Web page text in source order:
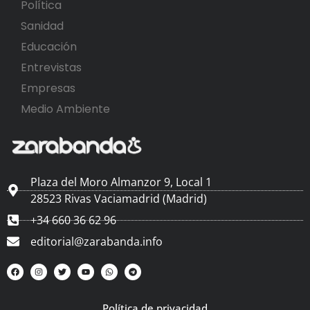
Política
Sanidad
Educación
Entrevistas
Empresas
Medio Ambiente
Plaza del Moro Almanzor 9, Local 1
28523 Rivas Vaciamadrid (Madrid)
+34 660 36 62 96
editorial@zarabanda.info